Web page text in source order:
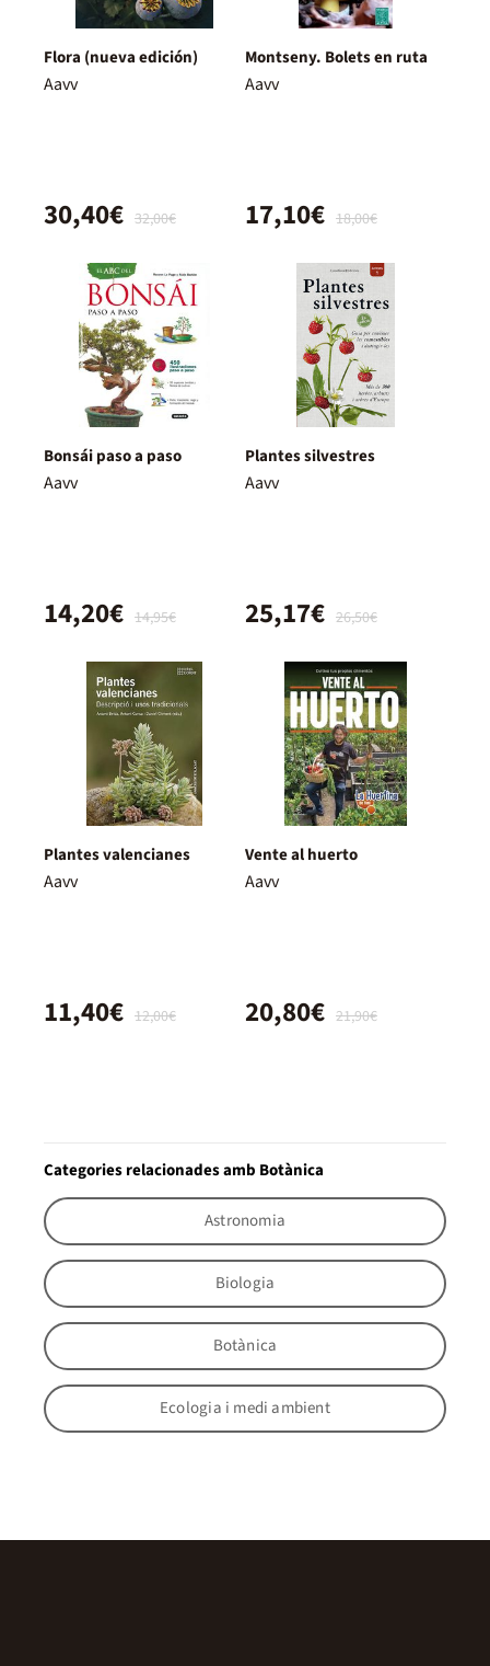
Flora (nueva edición)
Aavv
32,00€
30,40€
Montseny. Bolets en ruta
Aavv
18,00€
17,10€
Bonsái paso a paso
Aavv
14,95€
14,20€
Plantes silvestres
Aavv
26,50€
25,17€
Plantes valencianes
Aavv
12,00€
11,40€
Vente al huerto
Aavv
21,90€
20,80€
Categories relacionades amb Botànica
Astronomia
Biologia
Botànica
Ecologia i medi ambient